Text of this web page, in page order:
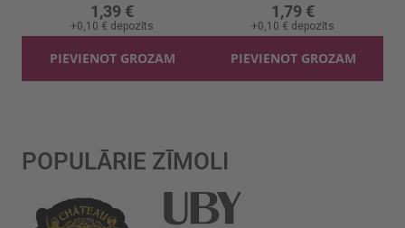
1,39 €
+0,10 € depozīts
PIEVIENOT GROZAM
1,79 €
+0,10 € depozīts
PIEVIENOT GROZAM
POPULĀRIE ZĪMOLI